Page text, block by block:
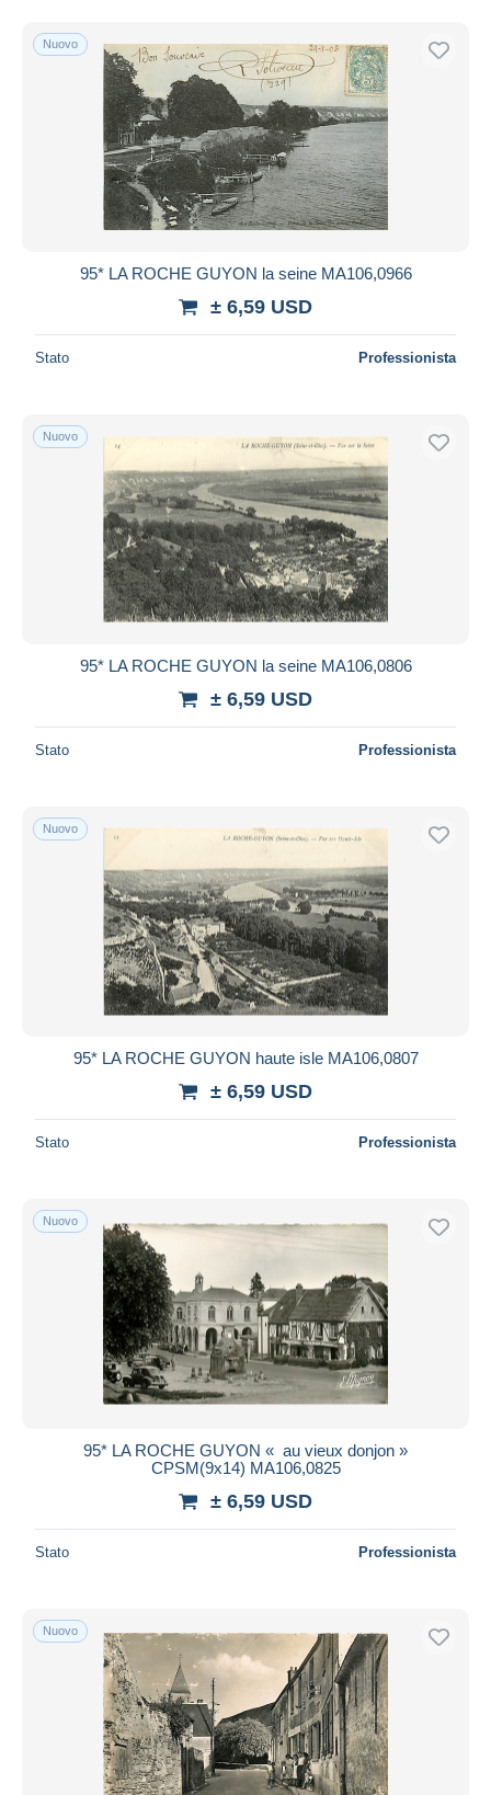
Nuovo
95* LA ROCHE GUYON la seine MA106,0966
± 6,59 USD
Stato Professionista
Nuovo
95* LA ROCHE GUYON la seine MA106,0806
± 6,59 USD
Stato Professionista
Nuovo
95* LA ROCHE GUYON haute isle MA106,0807
± 6,59 USD
Stato Professionista
Nuovo
95* LA ROCHE GUYON « au vieux donjon »
CPSM(9x14) MA106,0825
± 6,59 USD
Stato Professionista
Nuovo